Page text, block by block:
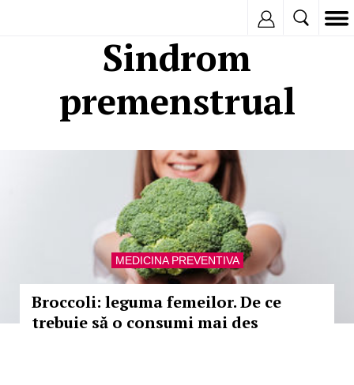
Sindrom
premenstrual
MEDICINA PREVENTIVA
Broccoli: leguma femeilor. De ce
trebuie să o consumi mai des